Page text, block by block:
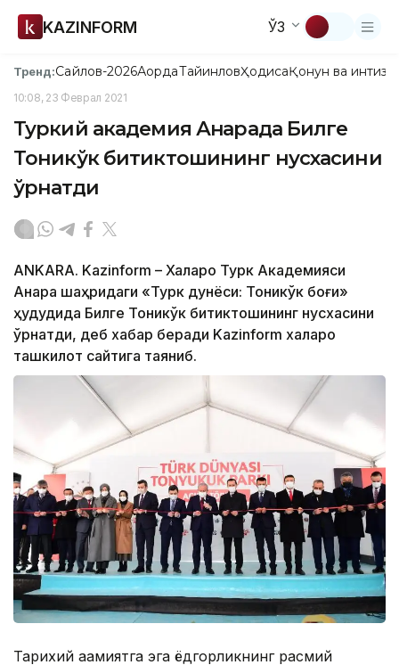
KAZINFORM ЎЗ
Тренд:Сайлов-2026АқордаТайинловҲодисаҚонун ва
10:08, 23 Феврал 2021
Туркий академия Анқарада Билге
Тоникўк битиктошининг нусхасини
ўрнатди
ANKARA. Kazinform – Халқаро Турк Академияси
Анқара шаҳридаги «Турк дунёси: Тоникўк боғи»
ҳудудида Билге Тоникўк битиктошининг нусхасини
ўрнатди, деб хабар беради Kazinform халқаро
ташкилот сайтига таяниб.
Тарихий аҳамиятга эга ёдгорликнинг расмий